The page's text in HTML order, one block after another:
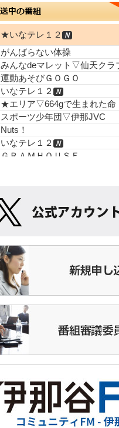
★いなテレ１２ Ｎ
がんばらない体操
みんなdeマレット▽仙天クラ
運動あそびＧＯＧＯ
いなテレ１２ Ｎ
★エリア▽664gで生まれた命
スポーツ少年団▽伊那JVC
Nuts！
いなテレ１２ Ｎ
ＧＲＡＭＨＯＵＳＥ
★Ｎ
ダイジェスト
いなテレ１２Ｎ
エリア▽664ｇで生まれた命
★伊那ビデオクラブ作品集
店ばな工房
いなテレ１２
素でどうでしょう
ショップ
信毎文字＜＜N>>